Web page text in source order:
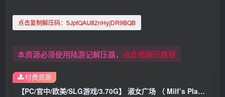
点击复制解压码： 5JptQAIJ82nHyjDR9BQB
本资源必须使用陆游记解压器， 点此看解压教程
【PC/官中/欧美/SLG游戏/3.70G】 淑女广场 （ Milf’s Plaza） Ver18b22 官方中文步兵版+DLC+欧美SLG游戏+3.70G
付费资源